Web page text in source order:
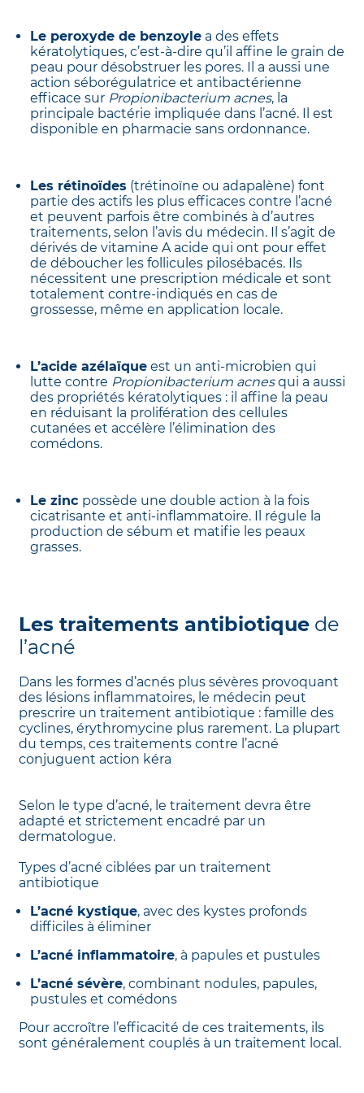
Le peroxyde de benzoyle a des effets
kératolytiques, c’est-à-dire qu’il affine le grain de
peau pour désobstruer les pores. Il a aussi une
action séborégulatrice et antibactérienne
efficace sur Propionibacterium acnes, la
principale bactérie impliquée dans l’acné. Il est
disponible en pharmacie sans ordonnance.
Les rétinoïdes (trétinoïne ou adapalène) font
partie des actifs les plus efficaces contre l’acné
et peuvent parfois être combinés à d’autres
traitements, selon l’avis du médecin. Il s’agit de
dérivés de vitamine A acide qui ont pour effet
de déboucher les follicules pilosébacés. Ils
nécessitent une prescription médicale et sont
totalement contre-indiqués en cas de
grossesse, même en application locale.
L’acide azélaïque est un anti-microbien qui
lutte contre Propionibacterium acnesqui a aussi
des propriétés kératolytiques : il affine la peau
en réduisant la prolifération des cellules
cutanées et accélère l’élimination des
comédons.
Le zinc possède une double action à la fois
cicatrisante et anti-inflammatoire. Il régule la
production de sébum et matifie les peaux
grasses.
Les traitements antibiotique de
l’acné
Dans les formes d’acnés plus sévères provoquant
des lésions inflammatoires, le médecin peut
prescrire un traitement antibiotique : famille des
cyclines, érythromycine plus rarement. La plupart
du temps, ces traitements contre l’acné
conjuguent action kéra
Selon le type d’acné, le traitement devra être
adapté et strictement encadré par un
dermatologue.
Types d’acné ciblées par un traitement
antibiotique
L’acné kystique, avec des kystes profonds
difficiles à éliminer
L’acné inflammatoire, à papules et pustules
L’acné sévère, combinant nodules, papules,
pustules et comédons
Pour accroître l’efficacité de ces traitements, ils
sont généralement couplés à un traitement local.